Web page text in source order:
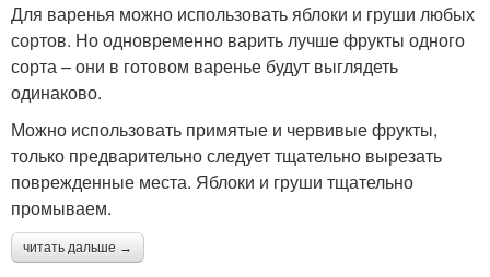
Для варенья можно использовать яблоки и груши любых
сортов. Но одновременно варить лучше фрукты одного
сорта – они в готовом варенье будут выглядеть
одинаково.
Можно использовать примятые и червивые фрукты,
только предварительно следует тщательно вырезать
поврежденные места. Яблоки и груши тщательно
промываем.
читать дальше →